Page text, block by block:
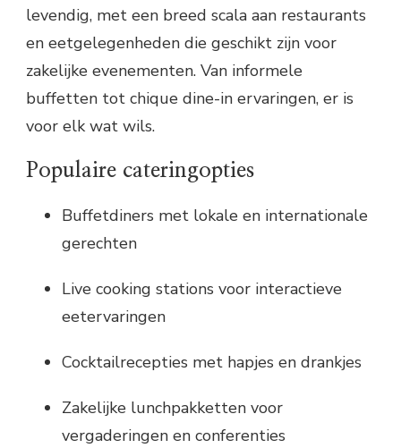
levendig, met een breed scala aan restaurants
en eetgelegenheden die geschikt zijn voor
zakelijke evenementen. Van informele
buffetten tot chique dine-in ervaringen, er is
voor elk wat wils.
Populaire cateringopties
Buffetdiners met lokale en internationale
gerechten
Live cooking stations voor interactieve
eetervaringen
Cocktailrecepties met hapjes en drankjes
Zakelijke lunchpakketten voor
vergaderingen en conferenties